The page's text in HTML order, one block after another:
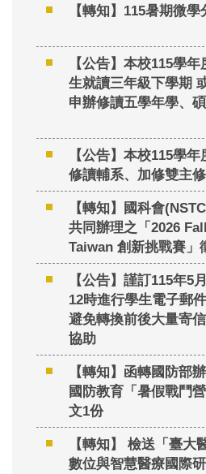
【轉知】115暑期微
【公告】本校115學
生就讀三年級下學期
申辦修讀五學年學、
【公告】本校115學
修讀輔系、加修雙主
【轉知】國科會
共同辦理之「2026
Taiwan 創新挑戰賽」
【公告】謹訂115年5
12時進行學生電子郵
避免轉換前後大量寄
協助
【轉知】函轉國防部
國防教育「暑假戰鬥
文1份
【轉知】 檢送「臺大
數位與智慧醫療國際